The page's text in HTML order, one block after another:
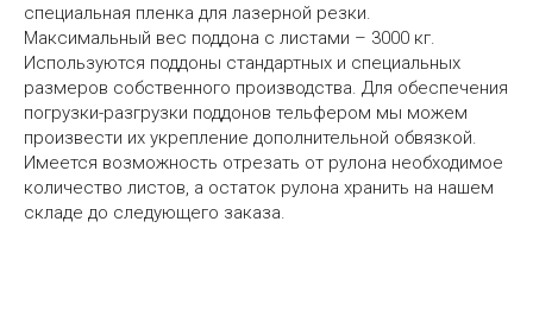
специальная пленка для лазерной резки.
Максимальный вес поддона с листами – 3000 кг.
Используются поддоны стандартных и специальных
размеров собственного производства. Для обеспечения
погрузки-разгрузки поддонов тельфером мы можем
произвести их укрепление дополнительной обвязкой.
Имеется возможность отрезать от рулона необходимое
количество листов, а остаток рулона хранить на нашем
складе до следующего заказа.